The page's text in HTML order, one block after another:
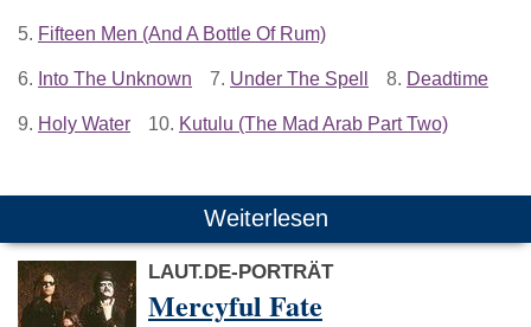
5. Fifteen Men (And A Bottle Of Rum)
6. Into The Unknown 7. Under The Spell 8. Deadtime
9. Holy Water 10. Kutulu (The Mad Arab Part Two)
Weiterlesen
LAUT.DE-PORTRÄT
Mercyful Fate